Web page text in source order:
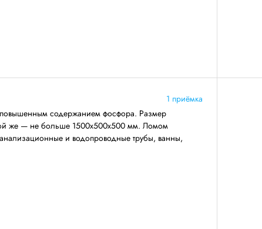
1 приёмка
повышенным содержанием фосфора. Размер
же — не больше 1500х500х500 мм. Ломом
и водопроводные трубы, ванны,